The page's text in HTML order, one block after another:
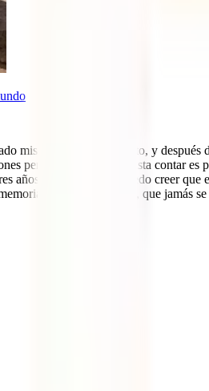
mis aventuras por escrito, y
pero la que más me gusta contar es
años después no me puedo creer
activa de mi chico, que jamás se